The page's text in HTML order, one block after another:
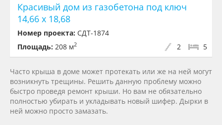
Красивый дом из газобетона под ключ
14,66 х 18,68
Номер проекта: СДТ-1874
Площадь: 208 м2 5
2
Часто крыша в доме может протекать или же на ней могут
возникнуть трещины. Решить данную проблему можно
быстро проведя ремонт крыши. Но вам не обязательно
полностью убирать и укладывать новый шифер. Дырки в
ней можно просто замазать.